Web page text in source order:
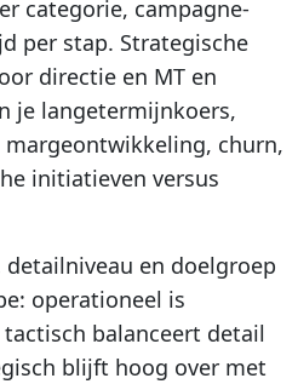
categorie, campagne-
per stap. Strategische
directie en MT en
je langetermijnkoers,
margeontwikkeling, churn,
initiatieven versus
detailniveau en doelgroep
operationeel is
balanceert detail
blijft hoog over met